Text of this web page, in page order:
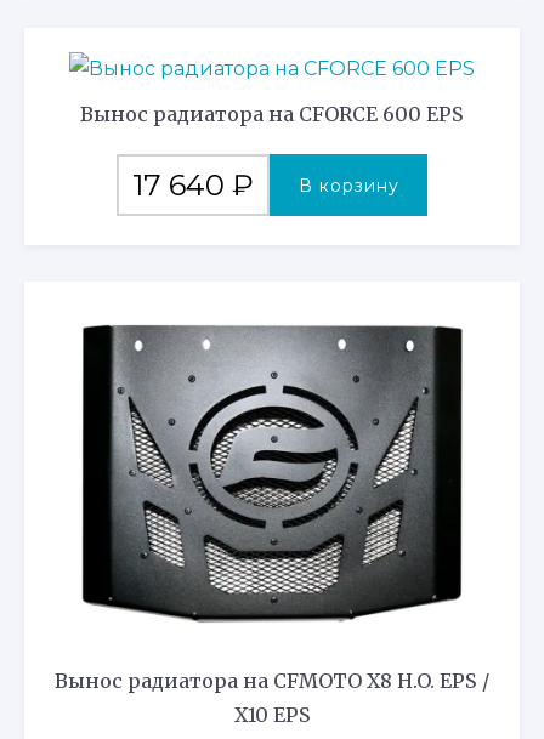
Вынос радиатора на CFORCE 600 EPS
17 640 ₽ В корзину
Вынос радиатора на CFMOTO X8 H.O. EPS /
X10 EPS